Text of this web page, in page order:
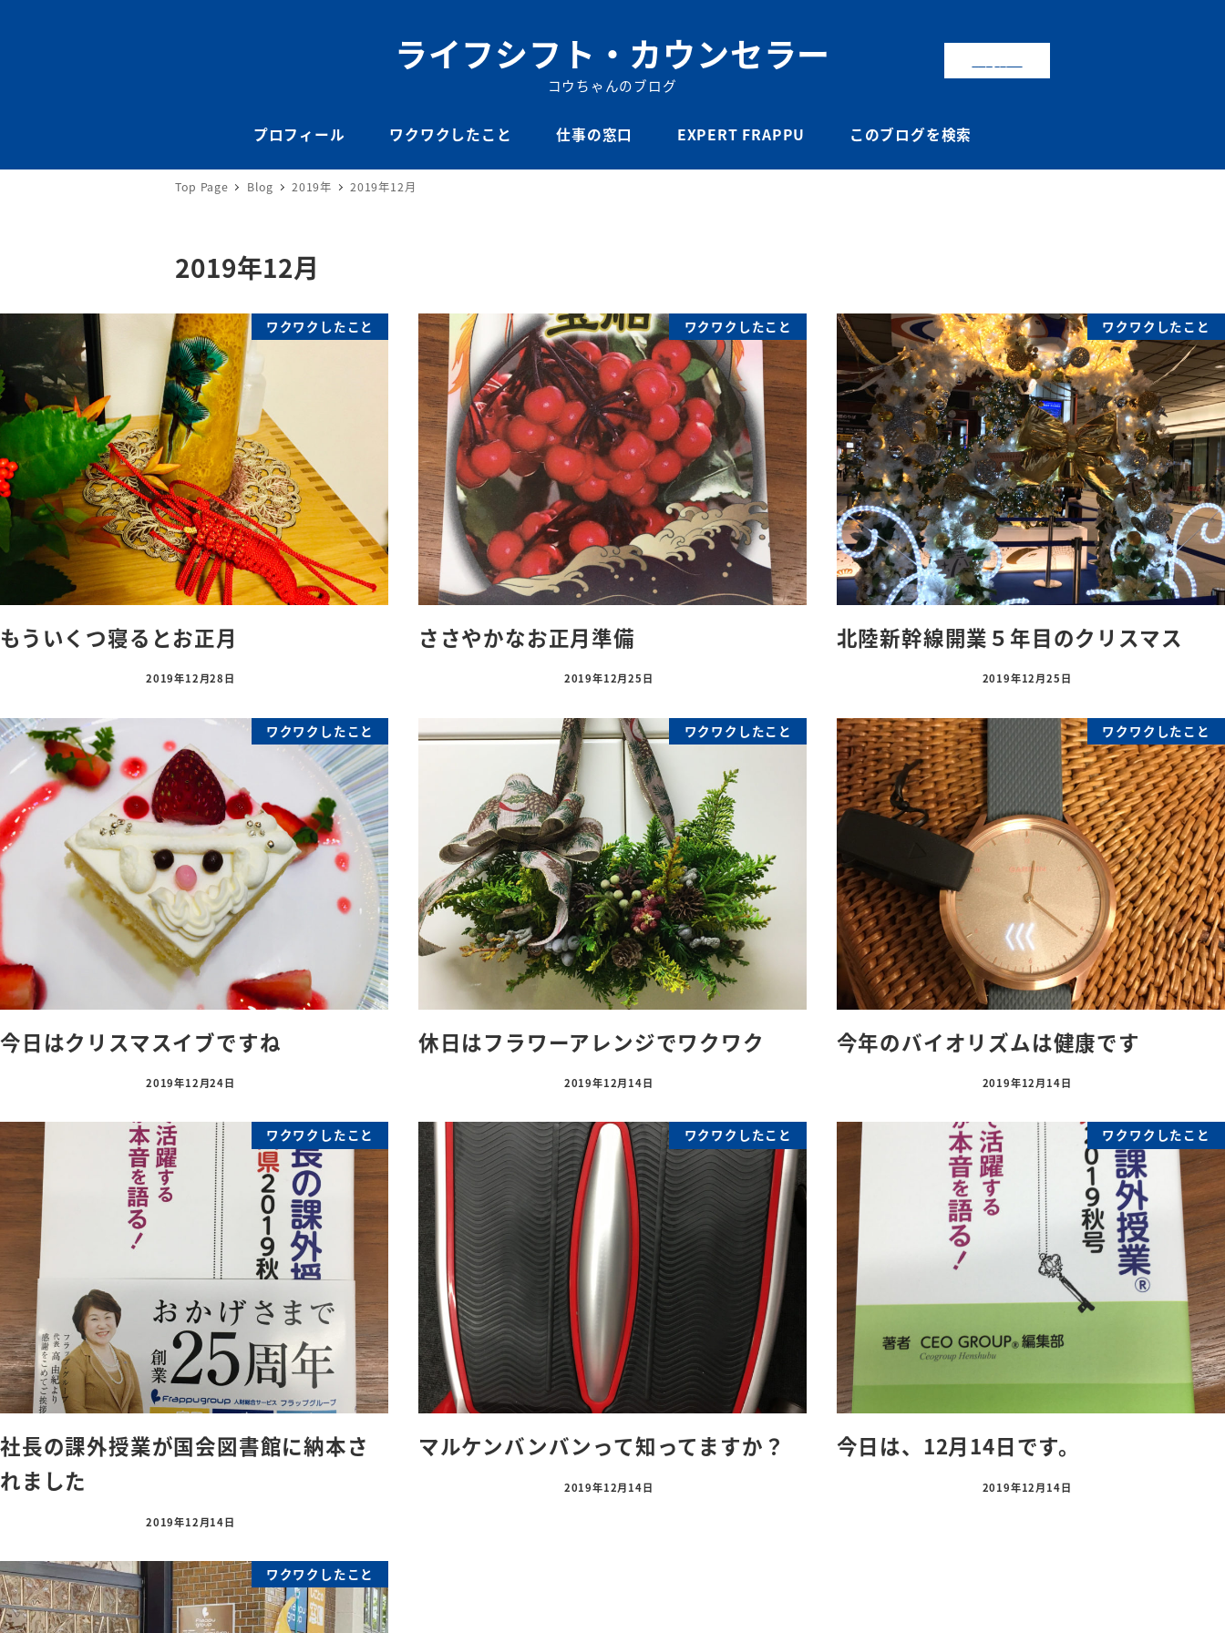
ライフシフト・カウンセラー
コウちゃんのブログ
プロフィール ワクワクしたこと 仕事の窓口 EXPERT FRAPPU このブログを検索
Top Page Blog 2019年 2019年12月
2019年12月
ワクワクしたこと
もういくつ寝るとお正月
2019年12月28日
ワクワクしたこと
ささやかなお正月準備
2019年12月25日
ワクワクしたこと
北陸新幹線開業５年目のクリスマス
2019年12月25日
ワクワクしたこと
今日はクリスマスイブですね
2019年12月24日
ワクワクしたこと
休日はフラワーアレンジでワクワク
2019年12月14日
ワクワクしたこと
今年のバイオリズムは健康です
2019年12月14日
ワクワクしたこと
社長の課外授業が国会図書館に納本さ
れました
2019年12月14日
ワクワクしたこと
マルケンバンバンって知ってますか？
2019年12月14日
ワクワクしたこと
今日は、12月14日です。
2019年12月14日
ワクワクしたこと